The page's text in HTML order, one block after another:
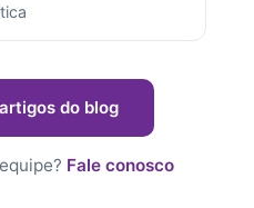
do blog
Fale conosco